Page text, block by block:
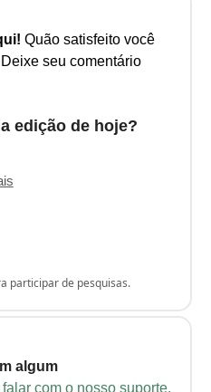
Quão satisfeito você
seu comentário
edição de hoje?
participar de pesquisas.
algum
com o nosso suporte.